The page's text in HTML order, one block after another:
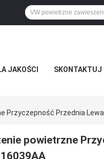
JAKOŚCI SKONTAKTUJ
Przyczepność Przednia
powietrzne